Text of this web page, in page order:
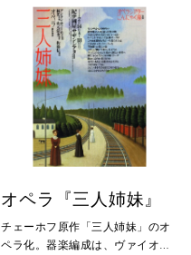
オペラ『三人姉妹』
チェーホフ原作「三人姉妹」のオ
ペラ化。器楽編成は、ヴァイオリ